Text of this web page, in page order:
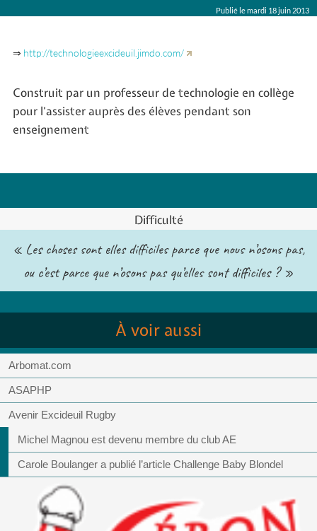
Publié le mardi 18 juin 2013
⇒ http://technologieexcideuil.jimdo.com/
Construit par un professeur de technologie en collège
pour l’assister auprès des élèves pendant son
enseignement
Difficulté
« Les choses sont elles difficiles parce que nous n’osons pas,
ou c’est parce que n’osons pas qu’elles sont difficiles ? »
À voir aussi
Arbomat.com
ASAPHP
Avenir Excideuil Rugby
Michel Magnou est devenu membre du club AE
Carole Boulanger a publié l’article Challenge Baby Blondel